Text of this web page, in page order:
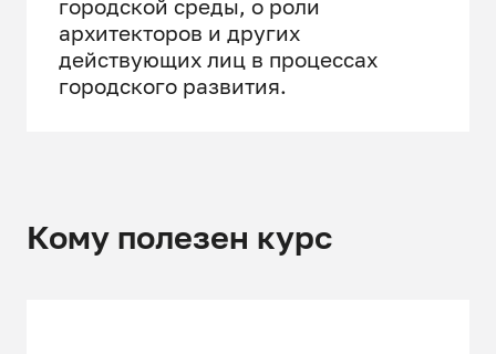
городской среды, о роли
архитекторов и других
действующих лиц в процессах
городского развития.
Кому полезен курс